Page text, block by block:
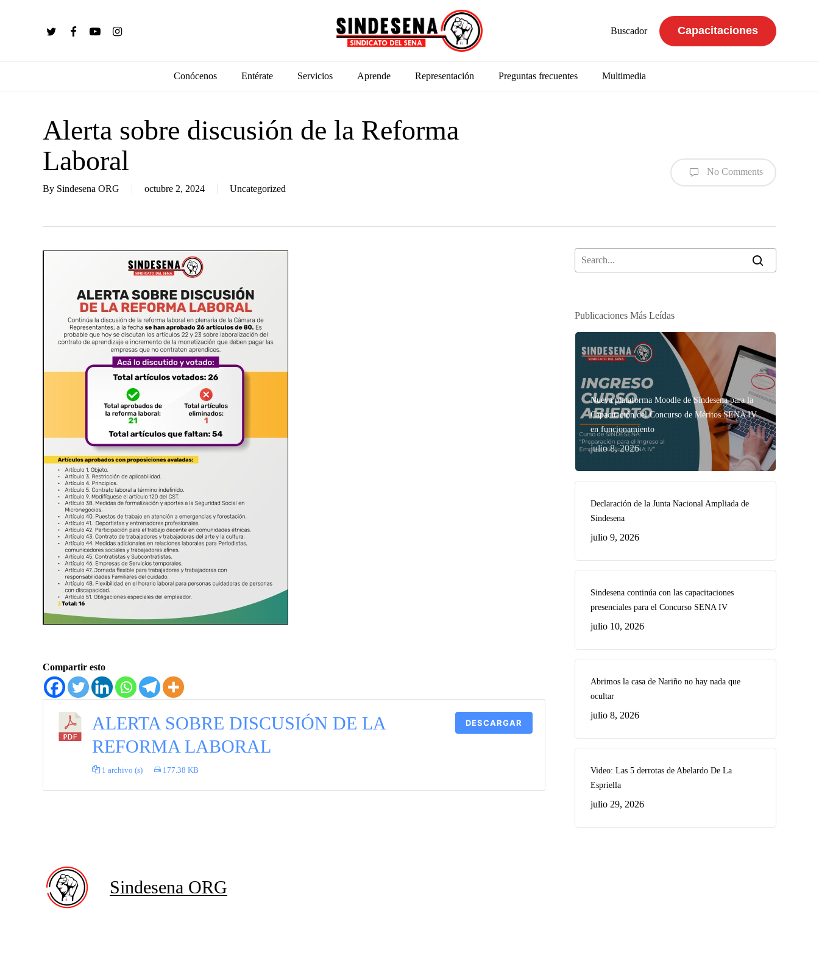
twitter facebookyoutubeinstagram Buscador Capacitaciones
Conócenos Entérate Servicios Aprende Representación Preguntas frecuentes Multimedia
Alerta sobre discusión de la Reforma
Laboral
By Sindesena ORG octubre 2, 2024 Uncategorized
No Comments
Compartir esto
ALERTA SOBRE DISCUSIÓN DE LA
REFORMA LABORAL
1 archivo (s) 177.38 KB
DESCARGAR
Sindesena ORG
Publicaciones Más Leídas
Nueva plataforma Moodle de Sindesena para la
Capacitación del Concurso de Méritos SENA IV
en funcionamiento
julio 8, 2026
Declaración de la Junta Nacional Ampliada de
Sindesena
julio 9, 2026
Sindesena continúa con las capacitaciones
presenciales para el Concurso SENA IV
julio 10, 2026
Abrimos la casa de Nariño no hay nada que
ocultar
julio 8, 2026
Video: Las 5 derrotas de Abelardo De La
Espriella
julio 29, 2026